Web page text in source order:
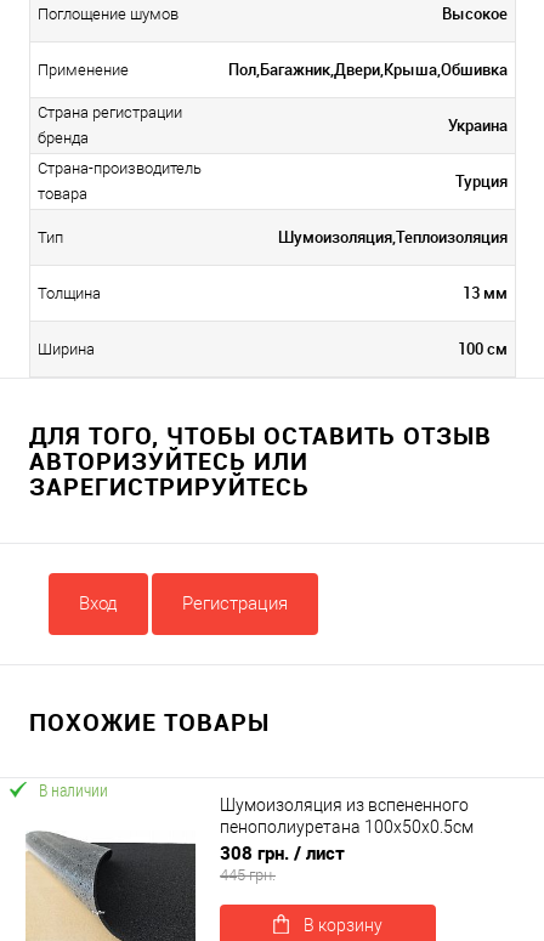
Поглощение шумов Высокое
Применение Пол,Багажник,Двери,Крыша,Обшивка
Страна регистрации
бренда
Украина
Страна-производитель
товара
Турция
Тип Шумоизоляция,Теплоизоляция
Толщина 13 мм
Ширина 100 см
ДЛЯ ТОГО, ЧТОБЫ ОСТАВИТЬ ОТЗЫВ
АВТОРИЗУЙТЕСЬ ИЛИ
ЗАРЕГИСТРИРУЙТЕСЬ
Вход Регистрация
ПОХОЖИЕ ТОВАРЫ
В наличии
Шумоизоляция из вспененного
пенополиуретана 100х50х0.5см
SoundProOFF DAMPER Black 5 (sp-
0047)
308 грн. / лист
445 грн.
В корзину